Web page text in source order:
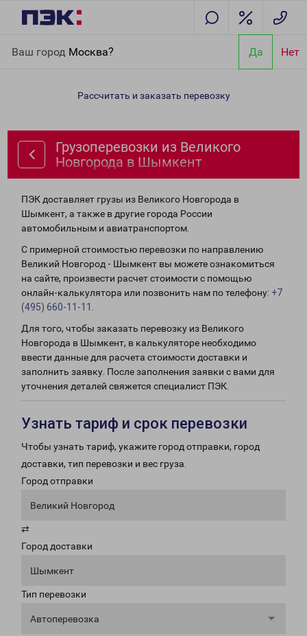
Ваш город Москва? Да Нет
Новгорода в Шымкент
Рассчитать и заказать перевозку
Грузоперевозки из Великого
Новгорода в Шымкент
ПЭК доставляет грузы из Великого Новгорода в
Шымкент, а также в другие города России
автомобильным и авиатранспортом.
С примерной стоимостью перевозки по направлению
Великий Новгород - Шымкент вы можете ознакомиться
на сайте, произвести расчет стоимости с помощью
онлайн-калькулятора или позвонить нам по телефону: +7
(495) 660-11-11
Для того, чтобы заказать перевозку из Великого
Новгорода в Шымкент, в калькуляторе необходимо
ввести данные для расчета стоимости доставки и
заполнить заявку. После заполнения заявки с вами для
уточнения деталей свяжется специалист ПЭК.
Узнать тариф и срок перевозки
Чтобы узнать тариф, укажите город отправки, город
доставки, тип перевозки и вес груза.
Город отправки
Великий Новгород
⇄
Город доставки
Шымкент
Тип перевозки
Автоперевозка